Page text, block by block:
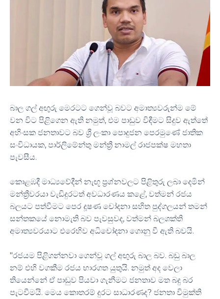
බාල ගල් අඟුරු මෙරටට ගෙන්වූ බවට අමාත්‍යවරුන්ම මේ
වන විට පිළිගෙන ඇති නමුත්, එම පාඩුව විඳීමට සිදුව ඇත්තේ
අහිංසක ජනතාවට බව ශ්‍රී ලංකා පොදුජන පෙරමුණේ ජාතික
සංවිධායක, පාර්ලිමේන්තු මන්ත්‍රී නාමල් රාජපක්ෂ මහතා
පැවසීය.
කොළඹදී මාධ්‍යවේදීන් නැඟූ ප්‍රශ්නවලට පිළිතුරු ලබා දෙමින්
මන්ත්‍රීවරයා වැඩිදුරටත් අවධාරණය කළේ, වත්මන් රජය
බලයට පත්වීමට පෙර දූෂණ චෝදනා සහිත පුද්ගලයන් තමන්
සන්තකයේ නොමැති බව පැවසුවද, වත්මන් බලශක්ති
අමාත්‍යවරයාට එරෙහිව අධිචෝදනා ගොනු වී ඇති බවයි.
"රජයම පිළිගන්නවා ගෙන්වූ ගල් අඟුරු බාල බව. බඩු බාල
නම් එහි වගකීම රජය භාරගත යුතුයි. නමුත් අද වෙලා
තියෙන්නේ ඒ පාඩුව පියවා ගැනීමට ජනතාව මත බදු බර
පැටවීමයි. මෙය කොතරම් දුරට සාධාරණද? ජනතා විමුක්ති